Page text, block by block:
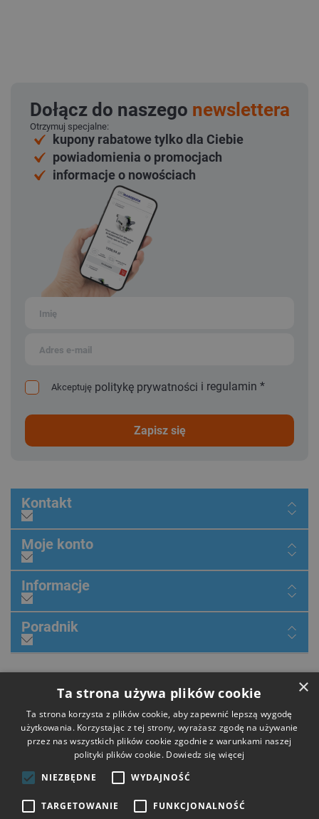
Dołącz do naszego newslettera
Otrzymuj specjalne:
kupony rabatowe tylko dla Ciebie
powiadomienia o promocjach
informacje o nowościach
Akceptuję politykę prywatności i regulamin *
zapisz się
Kontakt
Moje konto
Informacje
Poradnik
Płatności
×
Ta strona używa plików cookie
Ta strona korzysta z plików cookie, aby zapewnić lepszą wygodę
użytkowania. Korzystając z tej strony, wyrażasz zgodę na używanie
przez nas wszystkich plików cookie zgodnie z warunkami naszej
polityki plików cookie. Dowiedz się więcej
NIEZBĘDNE
WYDAJNOŚĆ
TARGETOWANIE FUNKCJONALNOŚĆ